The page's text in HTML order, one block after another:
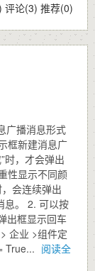
评论(3) 推荐(0)
广播消息形式
框新建消息广
时，才会弹出
性显示不同颜
会连续弹出
息。 2. 可以按
出框显示回车
企业 >组件定
True... 阅读全